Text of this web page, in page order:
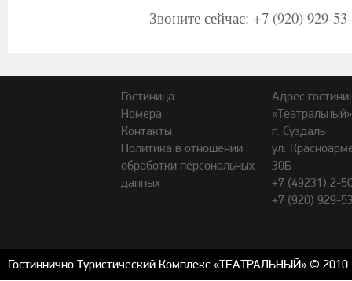
Звоните сейчас: +7 (920) 929-53-79, +7
Гостиница
Номера
Контакты
Политика в отношении
обработки персональных
данных
Адрес
«Театральный»
г. Суздаль
ул.
30Б
+7 (49231) 2-
+7 (920) 929-
Гостиннично Туристический Комплекс «ТЕАТРАЛЬНЫЙ» ©